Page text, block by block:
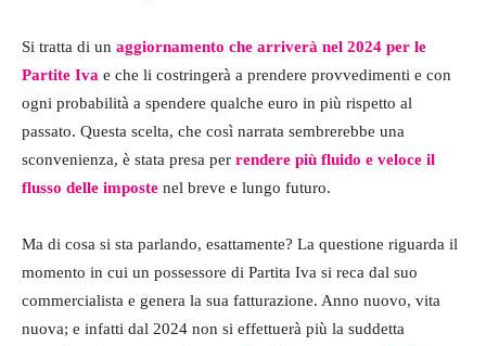
Si tratta di un aggiornamento che arriverà nel 2024 per le
Partite Iva e che li costringerà a prendere provvedimenti e con
ogni probabilità a spendere qualche euro in più rispetto al
passato. Questa scelta, che così narrata sembrerebbe una
sconvenienza, è stata presa per rendere più fluido e veloce il
flusso delle imposte nel breve e lungo futuro.
Ma di cosa si sta parlando, esattamente? La questione riguarda il
momento in cui un possessore di Partita Iva si reca dal suo
commercialista e genera la sua fatturazione. Anno nuovo, vita
nuova; e infatti dal 2024 non si effettuerà più la suddetta